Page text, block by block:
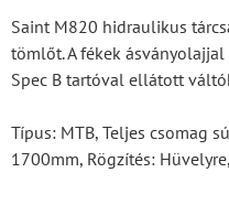
Saint M820 hidraulikus
tömlőt. A fékek
Spec B tartóval ellátott
Típus: MTB, Teljes csomag
1700mm, Rögzítés: